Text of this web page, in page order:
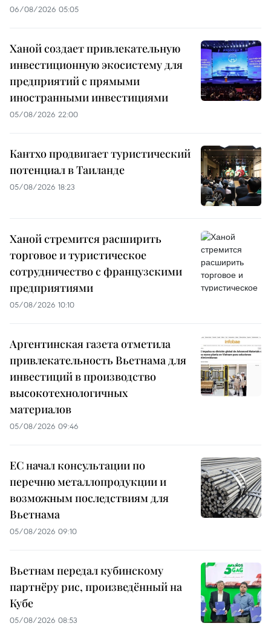
06/08/2026 05:05
Ханой создает привлекательную
инвестиционную экосистему для
предприятий с прямыми
иностранными инвестициями
05/08/2026 22:00
Кантхо продвигает туристический
потенциал в Таиланде
05/08/2026 18:23
Ханой стремится расширить
торговое и туристическое
сотрудничество с французскими
предприятиями
05/08/2026 10:10
Аргентинская газета отметила
привлекательность Вьетнама для
инвестиций в производство
высокотехнологичных
материалов
05/08/2026 09:46
ЕС начал консультации по
перечню металлопродукции и
возможным последствиям для
Вьетнама
05/08/2026 09:10
Вьетнам передал кубинскому
партнёру рис, произведённый на
Кубе
05/08/2026 08:53